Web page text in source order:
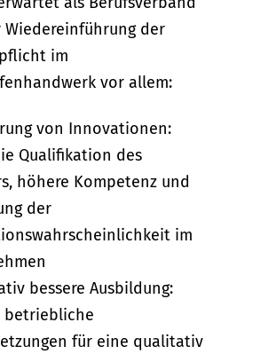
der
im
vor allem:
von Innovationen:
Qualifikation des
höhere Kompetenz und
der
im
bessere Ausbildung:
betriebliche
für eine qualitativ